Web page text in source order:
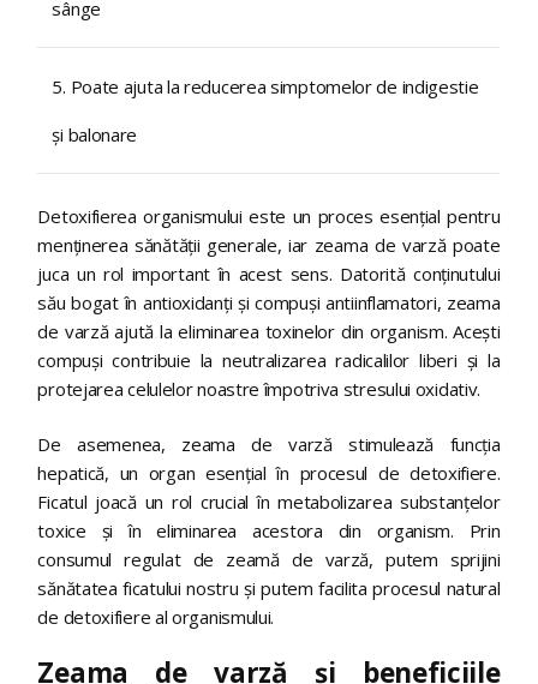
sânge
5. Poate ajuta la reducerea simptomelor de indigestie
și balonare
Detoxifierea organismului este un proces esențial pentru
menținerea sănătății generale, iar zeama de varză poate
juca un rol important în acest sens. Datorită conținutului
său bogat în antioxidanți și compuși antiinflamatori, zeama
de varză ajută la eliminarea toxinelor din organism. Acești
compuși contribuie la neutralizarea radicalilor liberi și la
protejarea celulelor noastre împotriva stresului oxidativ.
De asemenea, zeama de varză stimulează funcția
hepatică, un organ esențial în procesul de detoxifiere.
Ficatul joacă un rol crucial în metabolizarea substanțelor
toxice și în eliminarea acestora din organism. Prin
consumul regulat de zeamă de varză, putem sprijini
sănătatea ficatului nostru și putem facilita procesul natural
de detoxifiere al organismului.
Zeama de varză și beneficiile